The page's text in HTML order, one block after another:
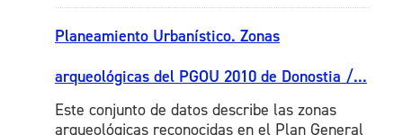
Planeamiento Urbanístico. Zonas
arqueológicas del PGOU 2010 de Donostia /...
Este conjunto de datos describe las zonas
arqueológicas reconocidas en el Plan General